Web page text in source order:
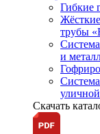
Гибкие
трубы
и
Скачать